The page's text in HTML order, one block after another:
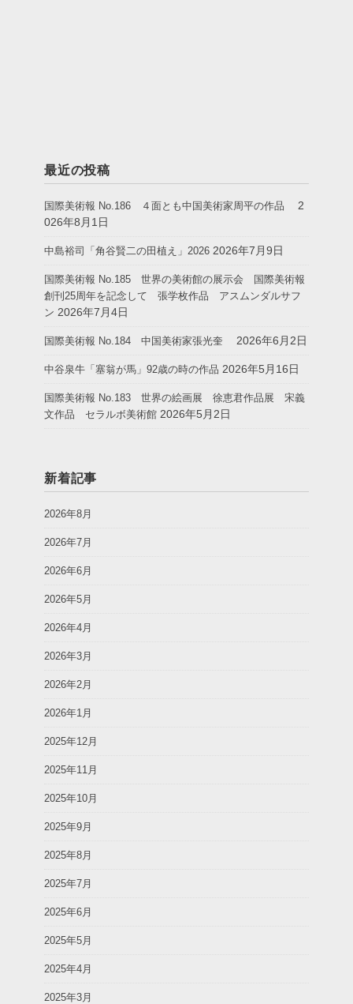
最近の投稿
国際美術報 No.186 ４面とも中国美術家周平の作品
2
026年8月1日
中島裕司「角谷賢二の田植え」2026 2026年7月9日
国際美術報 No.185 世界の美術館の展示会 国際美術報
創刊25周年を記念して 張学枚作品 アスムンダルサフ
ン 2026年7月4日
国際美術報 No.184 中国美術家張光奎 2026年6月2日
中谷泉牛「塞翁が馬」92歳の時の作品 2026年5月16日
国際美術報 No.183 世界の絵画展 徐恵君作品展 宋義
文作品 セラルボ美術館 2026年5月2日
新着記事
2026年8月
2026年7月
2026年6月
2026年5月
2026年4月
2026年3月
2026年2月
2026年1月
2025年12月
2025年11月
2025年10月
2025年9月
2025年8月
2025年7月
2025年6月
2025年5月
2025年4月
2025年3月